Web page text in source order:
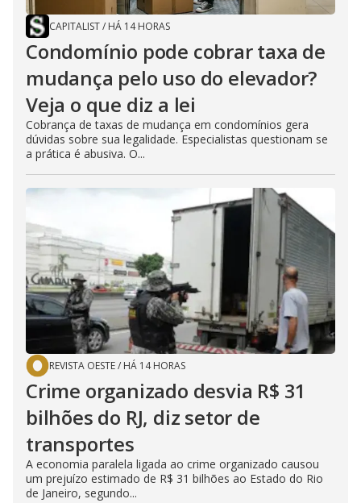
CAPITALIST/ HÁ 14 HORAS
Condomínio pode cobrar taxa de
mudança pelo uso do elevador?
Veja o que diz a lei
Cobrança de taxas de mudança em condomínios gera
dúvidas sobre sua legalidade. Especialistas questionam se
a prática é abusiva. O...
REVISTA OESTE/ HÁ 14 HORAS
Crime organizado desvia R$ 31
bilhões do RJ, diz setor de
transportes
A economia paralela ligada ao crime organizado causou
um prejuízo estimado de R$ 31 bilhões ao Estado do Rio
de Janeiro, segundo...